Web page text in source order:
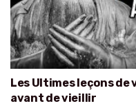
Les Ultimes leçons
avant de vieillir